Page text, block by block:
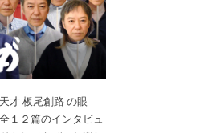
才 板尾創路 の眼
１２篇のインタビュ